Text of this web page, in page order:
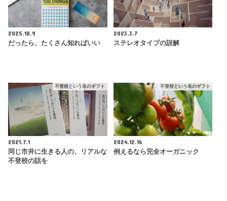
2025.10.9
だったら、たくさん知ればいい
2023.3.7
ステレオタイプの誤解
不登校という名のギフト
2021.7.1
同じ市井に生きる人の、リアルな
不登校の話を
不登校という名のギフト
2024.12.16
例えるなら完全オーガニック